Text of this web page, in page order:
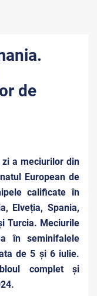
de
a meciurilor din
European de
calificate în
Elveția, Spania,
Turcia. Meciurile
în seminifalele
de 5 și 6 iulie.
complet și